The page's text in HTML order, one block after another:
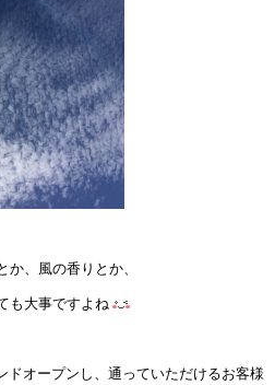
、風の香りとか、
も大事ですよね
ドオープンし、通っていただけるお客様
プライバシーポリシー